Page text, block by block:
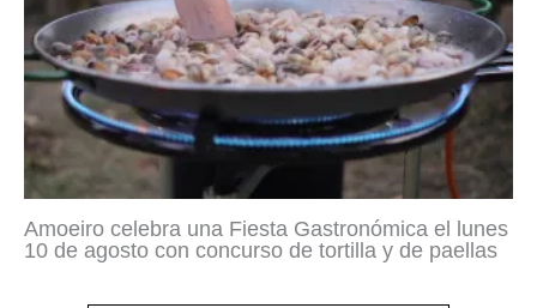
Amoeiro celebra una Fiesta Gastronómica el lunes
10 de agosto con concurso de tortilla y de paellas